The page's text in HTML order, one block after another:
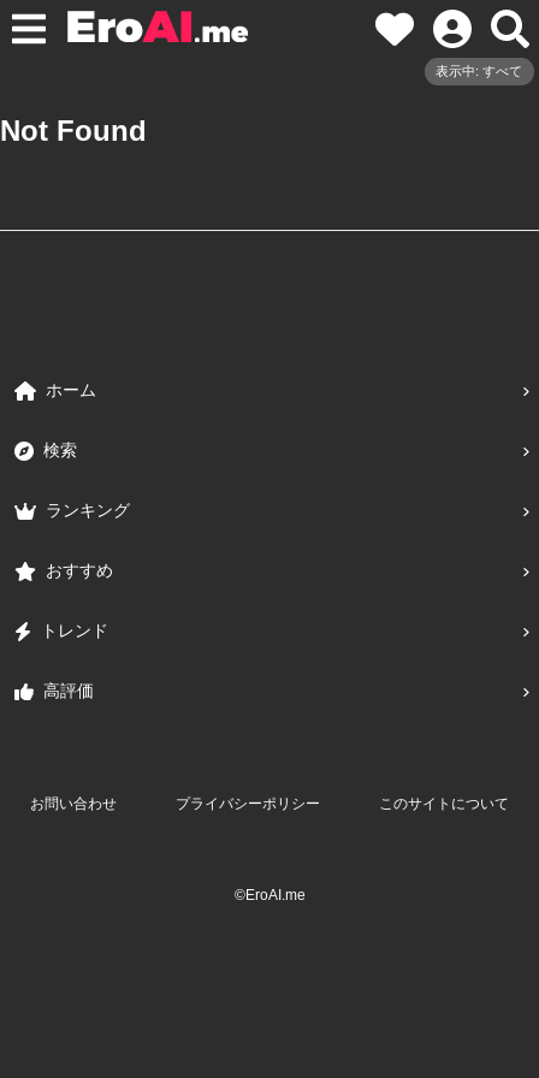
表示中: すべて
Not Found
ホーム
検索
ランキング
おすすめ
トレンド
高評価
お問い合わせ プライバシーポリシー このサイトについて
©EroAI.me